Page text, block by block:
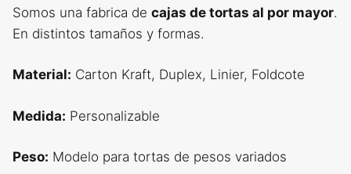
Somos una fabrica de cajas de tortas al por mayor.
En distintos tamaños y formas.
Material: Carton Kraft, Duplex, Linier, Foldcote
Medida: Personalizable
Peso: Modelo para tortas de pesos variados